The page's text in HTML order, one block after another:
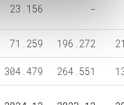
23.156 -
71.259 196.272
304.479 264.551